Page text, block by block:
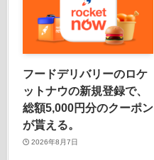
フードデリバリーのロケ
ットナウの新規登録で、
総額5,000円分のクーポン
が貰える。
2026年8月7日